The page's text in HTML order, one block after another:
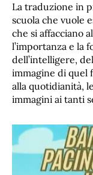
La traduzione in
scuola che vuole
che si affacciano
l’importanza e la
dell’intelligere,
immagine di quel
alla quotidianità,
immagini ai tanti